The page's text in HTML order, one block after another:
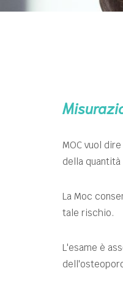
MOC vuol
della
La Moc
tale rischio.
L'esame è